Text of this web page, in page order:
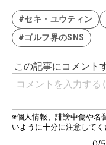
#セキ・ユウティン
#ゴルフ界のSNS